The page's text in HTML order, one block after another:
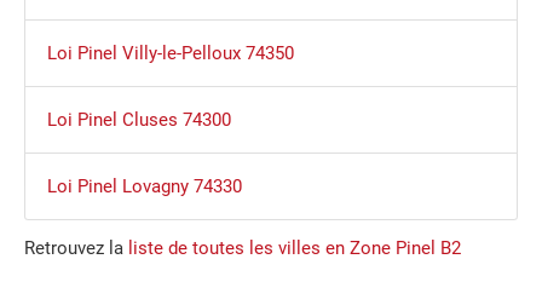
Loi Pinel Villy-le-Pelloux 74350
Loi Pinel Cluses 74300
Loi Pinel Lovagny 74330
Retrouvez la liste de toutes les villes en Zone Pinel B2